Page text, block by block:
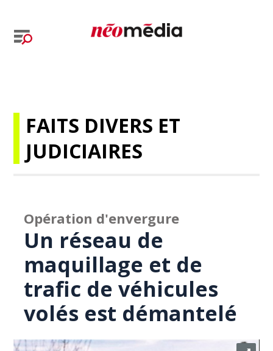
FAITS DIVERS ET
JUDICIAIRES
Opération d'envergure
Un réseau de
maquillage et de
trafic de véhicules
volés est démantelé